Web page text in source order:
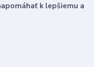
k lepšiemu a